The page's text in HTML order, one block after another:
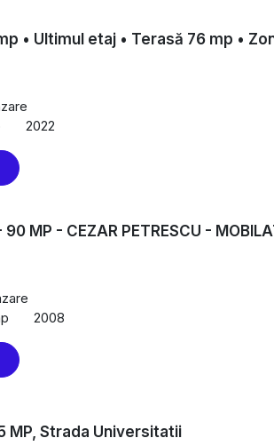
• Ultimul etaj • Terasă 76 mp •
2022
MP - CEZAR PETRESCU -
2008
MP, Strada Universitatii